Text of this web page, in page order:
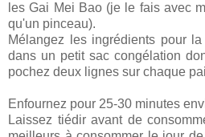
les Gai Mei Bao (je le fais avec
qu'un pinceau).
Mélangez les ingrédients pour
dans un petit sac congélation
pochez deux lignes sur chaque
Enfournez pour 25-30 minutes
Laissez tiédir avant de